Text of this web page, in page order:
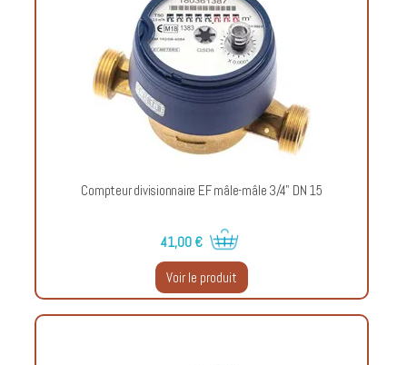
Compteur divisionnaire EF mâle-mâle 3/4" DN 15
41,00 €
Voir le produit